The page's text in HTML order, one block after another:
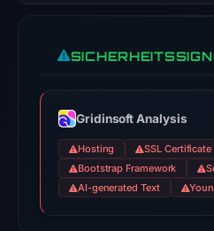
the
domain
on
18,
Gridinsoft Analysis
Hosting SSL Certificate
Bootstrap Framework
AI-generated Text